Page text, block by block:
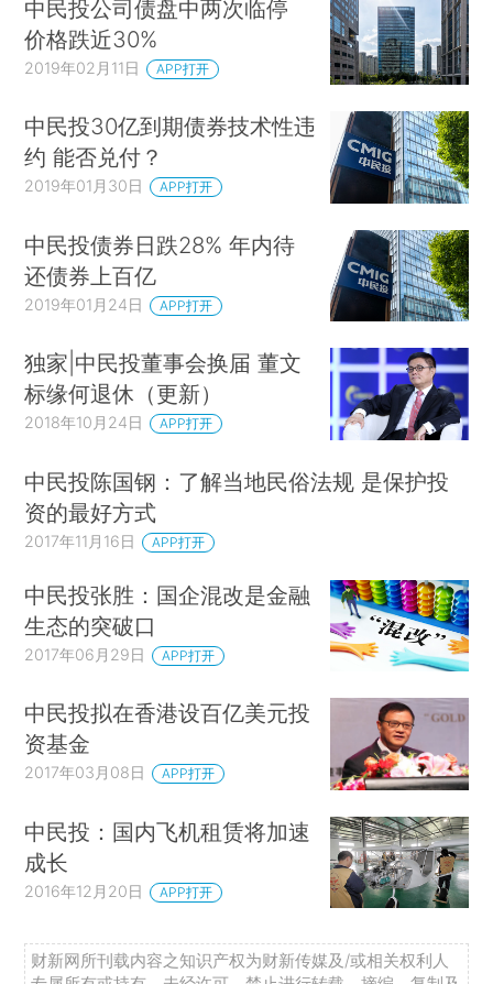
中民投公司债盘中两次临停
价格跌近30%
2019年02月11日 APP打开
中民投30亿到期债券技术性违
约 能否兑付？
2019年01月30日 APP打开
中民投债券日跌28% 年内待
还债券上百亿
2019年01月24日 APP打开
独家|中民投董事会换届 董文
标缘何退休（更新）
2018年10月24日 APP打开
中民投陈国钢：了解当地民俗法规 是保护投
资的最好方式
2017年11月16日 APP打开
中民投张胜：国企混改是金融
生态的突破口
2017年06月29日 APP打开
中民投拟在香港设百亿美元投
资基金
2017年03月08日 APP打开
中民投：国内飞机租赁将加速
成长
2016年12月20日 APP打开
财新网所刊载内容之知识产权为财新传媒及/或相关权利人